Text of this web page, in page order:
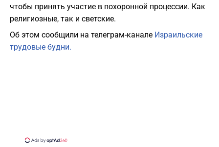
чтобы принять участие в похоронной процессии. Как
религиозные, так и светские.
Об этом сообщили на телеграм-канале Израильские
трудовые будни.